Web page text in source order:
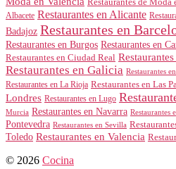
Albacete Restaurantes en Alicante
Badajoz Restaurantes en
Restaurantes en Burgos Restaurantes en
Restaurantes en Ciudad Real
Restaurantes en Galicia Restaurantes
Restaurantes en La Rioja Restaurantes en Las
Londres Restaurantes en Lugo
Murcia Restaurantes en Navarra Restaurantes
Pontevedra Restaurantes en Sevilla
Toledo Restaurantes en Valencia
© 2026 Cocina